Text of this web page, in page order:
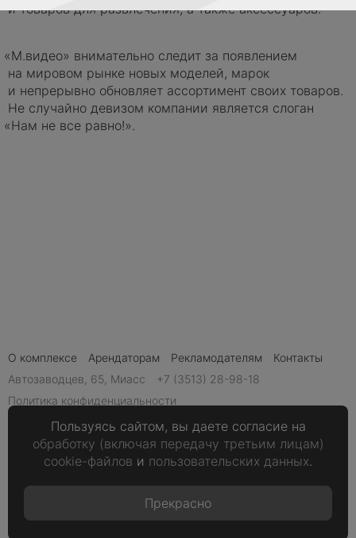
и товаров для развлечения, а также аксессуаров.
«М.видео» внимательно следит за появлением
на мировом рынке новых моделей, марок
и непрерывно обновляет ассортимент своих товаров.
Не случайно девизом компании является слоган
«Нам не все равно!».
О комплексе Арендаторам Рекламодателям
Контакты
Автозаводцев, 65, Миасс
+7 (3513) 28-98-18
Политика конфиденциальности
Обработка персональных данных
Кинотеатр
+7 (3513) 28-98-18
Пользуясь сайтом, вы даете согласие на
обработку (включая передачу третьим лицам)
cookie-файлов и пользовательских данных.
Прекрасно